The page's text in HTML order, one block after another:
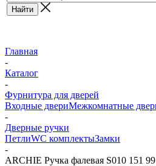
Главная
-
Каталог
-
Фурнитура для дверей
Входные двериМежкомнатные
-
Дверные ручки
ПетлиWC комплектыЗамки
-
ARCHIE Ручка фалевая S010 151 99